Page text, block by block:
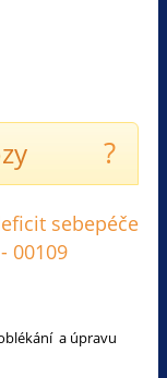
?
sebepéče
00109
a úpravu